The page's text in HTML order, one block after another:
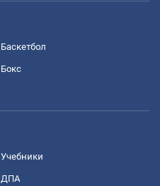
Баскетбол
Бокс
Учебники
ДПА